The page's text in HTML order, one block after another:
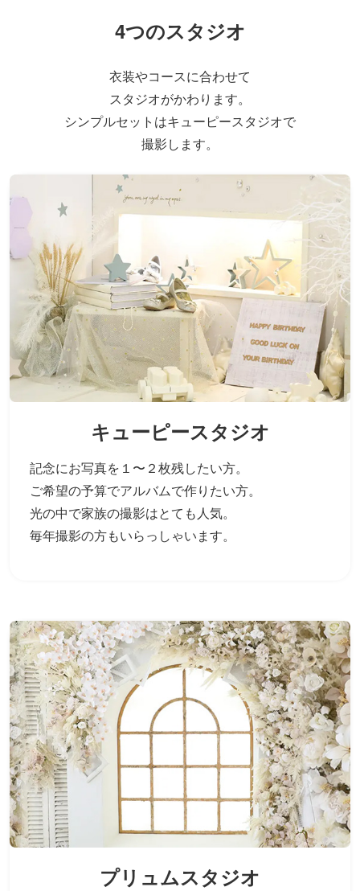
4つのスタジオ
衣装やコースに合わせて
スタジオがかわります。
シンプルセットはキューピースタジオで
撮影します。
キューピースタジオ
記念にお写真を１〜２枚残したい方。
ご希望の予算でアルバムで作りたい方。
光の中で家族の撮影はとても人気。
毎年撮影の方もいらっしゃいます。
プリュムスタジオ